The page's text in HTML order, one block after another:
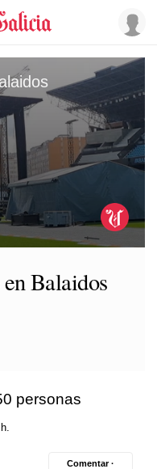
Balaidos
personas
Comentar ·